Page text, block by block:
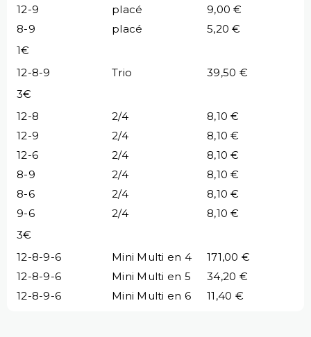
12-9 placé
9,00 €
8-9
placé
5,20 €
1€
12-8-9
Trio
39,50 €
3€
12-8
2/4
8,10 €
12-9
2/4
8,10 €
12-6
2/4
8,10 €
8-9
2/4
8,10 €
8-6
2/4
8,10 €
9-6
2/4
8,10 €
3€
12-8-9-6
Mini Multi en 4
171,00 €
12-8-9-6
Mini Multi en 5
34,20 €
12-8-9-6
Mini Multi en 6 11,40 €